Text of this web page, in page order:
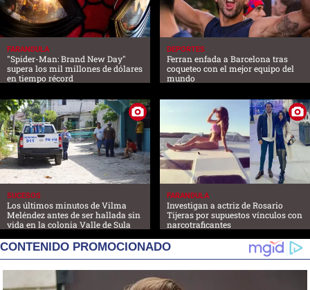
FARANDULA
"Spider-Man: Brand New Day"
supera los mil millones de dólares
en tiempo récord
DEPORTES
Ferran enfada a Barcelona tras
coqueteo con el mejor equipo del
mundo
SUCESOS
Los últimos minutos de Vilma
Meléndez antes de ser hallada sin
vida en la colonia Valle de Sula
FARANDULA
Investigan a actriz de Rosario
Tijeras por supuestos vínculos con
narcotraficantes
CONTENIDO PROMOCIONADO